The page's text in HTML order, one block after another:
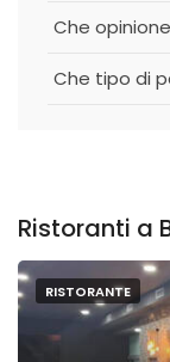
Che
Che tipo di
Ristoranti a
RISTORANTE